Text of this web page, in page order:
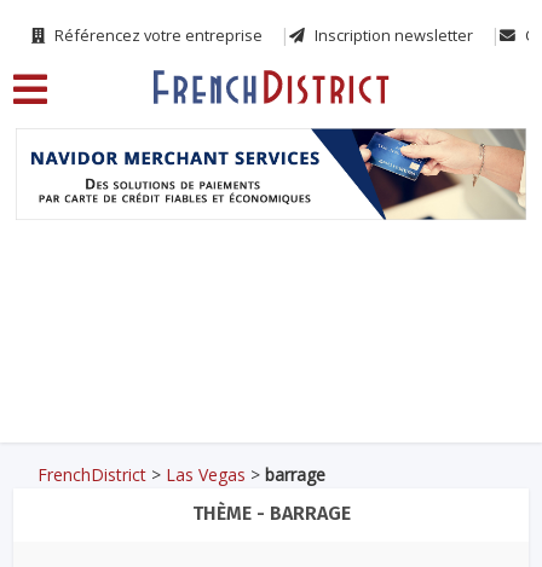
Référencez votre entreprise Inscription newsletter
FrenchDistrict > Las Vegas >barrage
THÈME - BARRAGE